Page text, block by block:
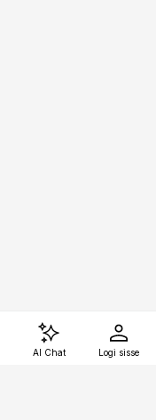
AI Chat Logi sisse